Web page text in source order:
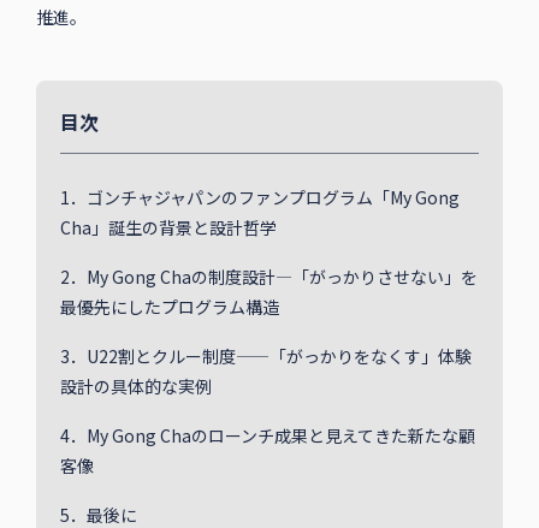
推進。
目次
1．ゴンチャジャパンのファンプログラム「My Gong
Cha」誕生の背景と設計哲学
2．My Gong Chaの制度設計—「がっかりさせない」を
最優先にしたプログラム構造
3．U22割とクルー制度——「がっかりをなくす」体験
設計の具体的な実例
4．My Gong Chaのローンチ成果と見えてきた新たな顧
客像
5．最後に